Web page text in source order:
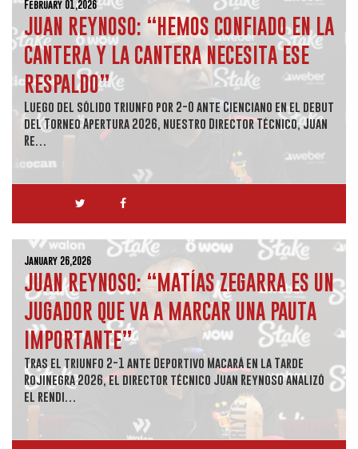
February 01,2026
JUAN REYNOSO: “HEMOS CONFIADO EN LA
CANTERA Y LA CANTERA NECESITA ESE
RESPALDO”
Luego del sólido triunfo por 2-0 ante Cienciano en el debut
del Torneo Apertura 2026, nuestro Director Técnico, Juan
Re…
January 26,2026
JUAN REYNOSO: “MATÍAS ZEGARRA ES UN
JUGADOR QUE VA A MARCAR UNA PAUTA
IMPORTANTE”
Tras el triunfo 2-1 ante Deportivo Macará en la Tarde
Rojinegra 2026, el director técnico Juan Reynoso analizó
el rendi…